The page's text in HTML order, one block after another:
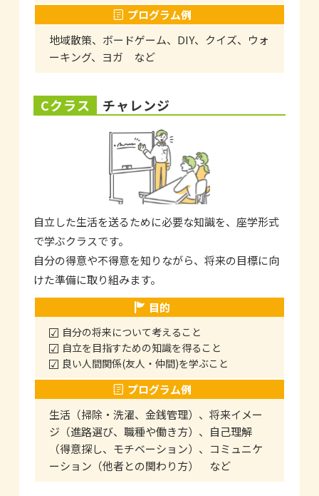
プログラム例
地域散策、ボードゲーム、DIY、クイズ、ウォ
ーキング、ヨガ など
Cクラス チャレンジ
自立した生活を送るために必要な知識を、座学形式
で学ぶクラスです。
自分の得意や不得意を知りながら、将来の目標に向
けた準備に取り組みます。
目的
自分の将来について考えること
自立を目指すための知識を得ること
良い人間関係(友人・仲間)を学ぶこと
プログラム例
生活（掃除・洗濯、金銭管理）、将来イメー
ジ（進路選び、職種や働き方）、自己理解
（得意探し、モチベーション）、コミュニケ
ーション（他者との関わり方） など